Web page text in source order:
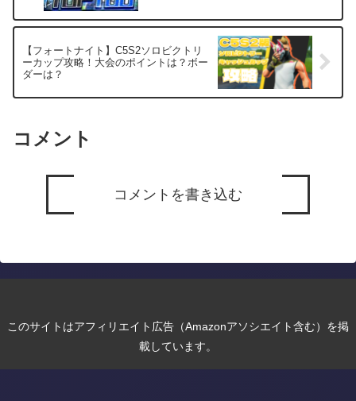
【フォートナイト】C5S2ソロビクトリ
ーカップ攻略！大会のポイントは？ボー
ダーは？
コメント
コメントを書き込む
このサイトはアフィリエイト広告（Amazonアソシエイト含む）を掲
載しています。